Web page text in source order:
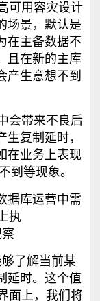
可用容灾设计
场景，默认是
在主备数据不
且在新的主库
产生意想不到
会带来不良后
复制延时，
在业务上表现
等现象。
据库运营中需
执
察
够了解当前某
延时。这个值
面上，我们将